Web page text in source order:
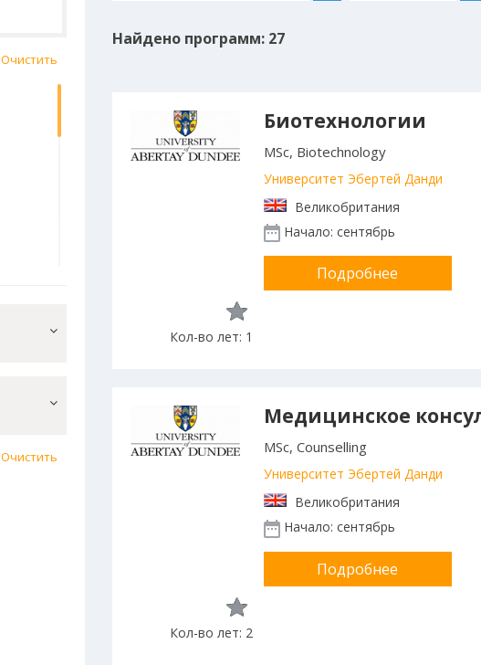
Очистить
Очистить
Найдено программ: 27
Биотехнологии
MSc, Biotechnology
Университет Эбертей Данди
Великобритания
Начало: сентябрь
Подробнее
Кол-во лет: 1
Медицинское
MSc, Counselling
Университет Эбертей Данди
Великобритания
Начало: сентябрь
Подробнее
Кол-во лет: 2